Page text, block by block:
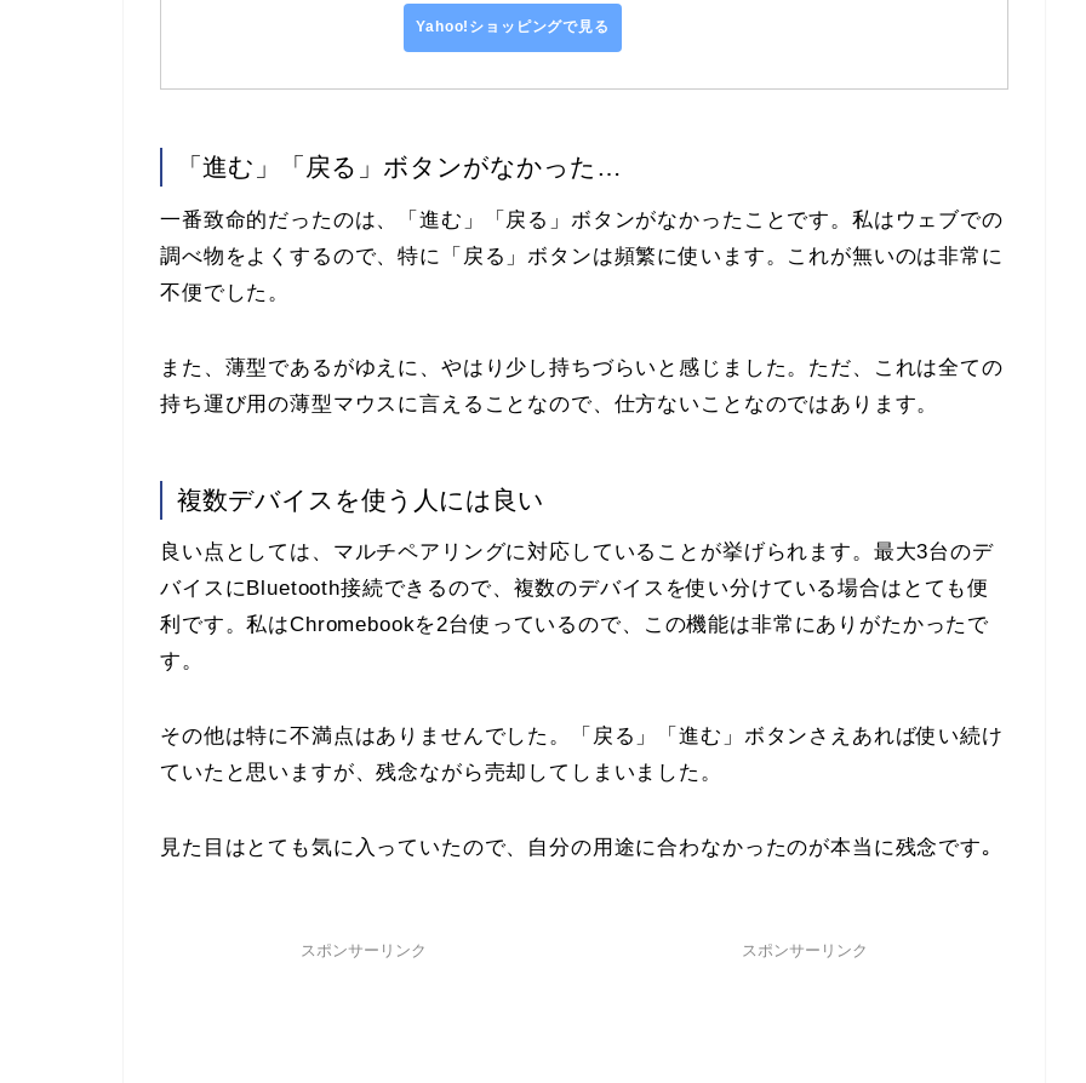
Yahoo!ショッピングで見る
「進む」「戻る」ボタンがなかった…
一番致命的だったのは、「進む」「戻る」ボタンがなかったことです。私はウェブでの
調べ物をよくするので、特に「戻る」ボタンは頻繁に使います。これが無いのは非常に
不便でした。
また、薄型であるがゆえに、やはり少し持ちづらいと感じました。ただ、これは全ての
持ち運び用の薄型マウスに言えることなので、仕方ないことなのではあります。
複数デバイスを使う人には良い
良い点としては、マルチペアリングに対応していることが挙げられます。最大3台のデ
バイスにBluetooth接続できるので、複数のデバイスを使い分けている場合はとても便
利です。私はChromebookを2台使っているので、この機能は非常にありがたかったで
す。
その他は特に不満点はありませんでした。「戻る」「進む」ボタンさえあれば使い続け
ていたと思いますが、残念ながら売却してしまいました。
見た目はとても気に入っていたので、自分の用途に合わなかったのが本当に残念です｡
スポンサーリンク スポンサーリンク